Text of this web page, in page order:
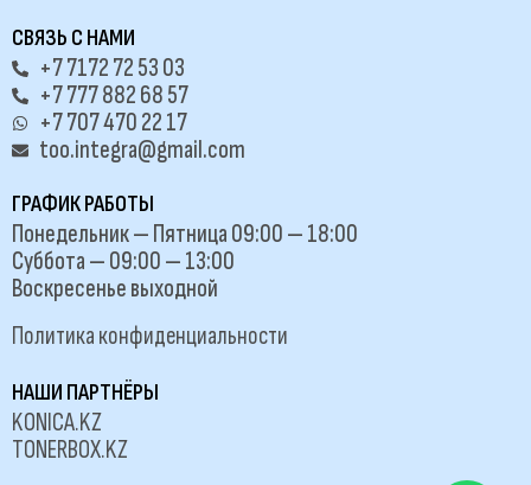
СВЯЗЬ С НАМИ
+7 7172 72 53 03
+7 777 882 68 57
+7 707 470 22 17
too.integra@gmail.com
ГРАФИК РАБОТЫ
Понедельник — Пятница 09:00 — 18:00
Суббота — 09:00 — 13:00
Воскресенье выходной
Политика конфиденциальности
НАШИ ПАРТНЁРЫ
KONICA.KZ
TONERBOX.KZ